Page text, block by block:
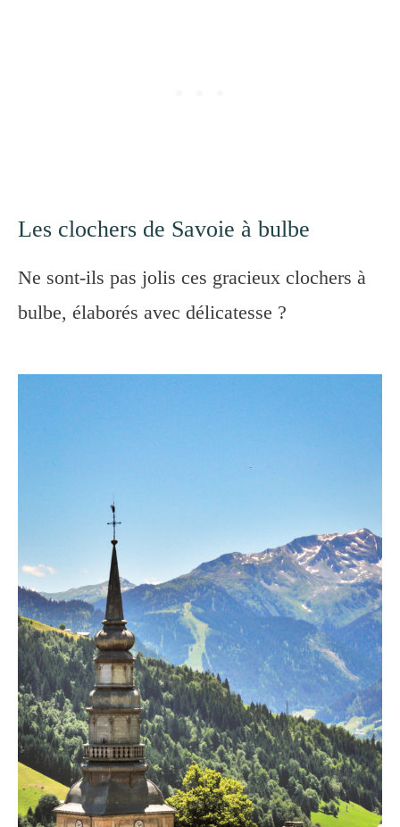
Les clochers de Savoie à bulbe
Ne sont-ils pas jolis ces gracieux clochers à
bulbe, élaborés avec délicatesse ?